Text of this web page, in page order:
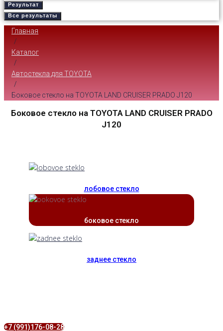
Результат
Все результаты
Главная
/
Каталог
/
Автостекла для TOYOTA
/
Боковое стекло на TOYOTA LAND CRUISER PRADO J120
Боковое стекло на TOYOTA LAND CRUISER PRADO
J120
лобовое стекло
боковое стекло
заднее стекло
+7 (991)176-08-28